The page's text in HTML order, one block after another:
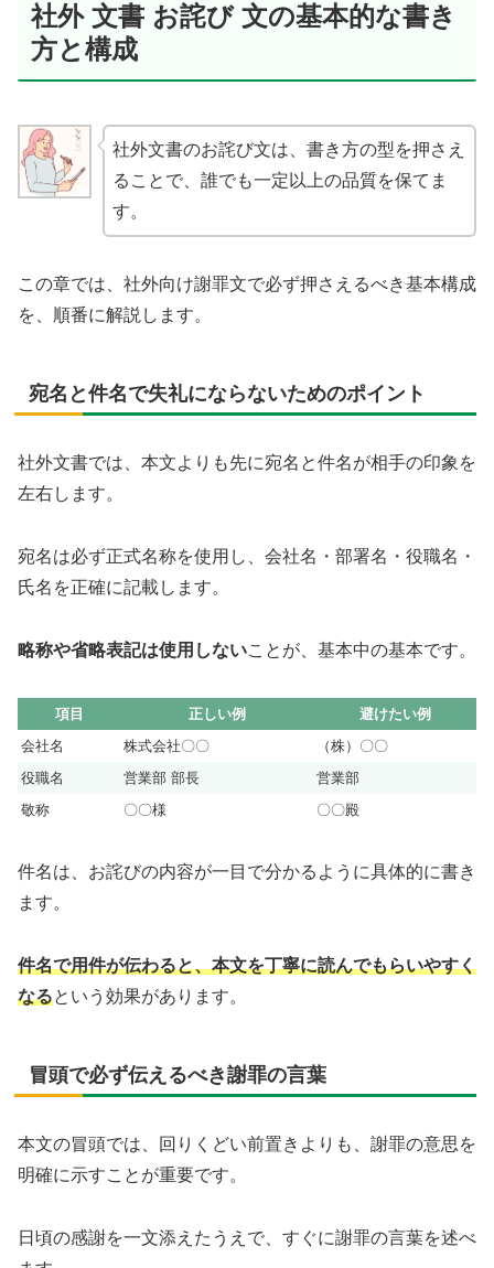
社外 文書 お詫び 文の基本的な書き
方と構成
社外文書のお詫び文は、書き方の型を押さえ
ることで、誰でも一定以上の品質を保てま
す。
この章では、社外向け謝罪文で必ず押さえるべき基本構成
を、順番に解説します。
宛名と件名で失礼にならないためのポイント
社外文書では、本文よりも先に宛名と件名が相手の印象を
左右します。
宛名は必ず正式名称を使用し、会社名・部署名・役職名・
氏名を正確に記載します。
略称や省略表記は使用しないことが、基本中の基本です。
項目 正しい例
避けたい例
会社名
株式会社〇〇
（株）〇〇
役職名
営業部 部長
営業部
敬称
〇〇様 〇〇殿
件名は、お詫びの内容が一目で分かるように具体的に書き
ます。
件名で用件が伝わると、本文を丁寧に読んでもらいやすく
なるという効果があります。
冒頭で必ず伝えるべき謝罪の言葉
本文の冒頭では、回りくどい前置きよりも、謝罪の意思を
明確に示すことが重要です。
日頃の感謝を一文添えたうえで、すぐに謝罪の言葉を述べ